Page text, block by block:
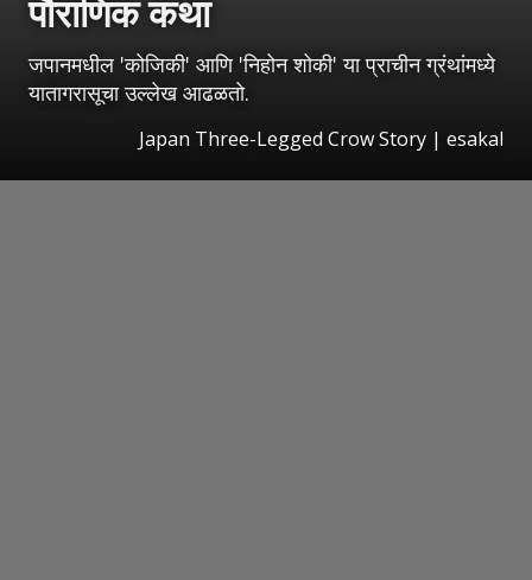
पौराणिक कथा
जपानमधील 'कोजिकी' आणि 'निहोन शोकी' या प्राचीन ग्रंथांमध्ये
यातागरासूचा उल्लेख आढळतो.
Japan Three-Legged Crow Story | esakal